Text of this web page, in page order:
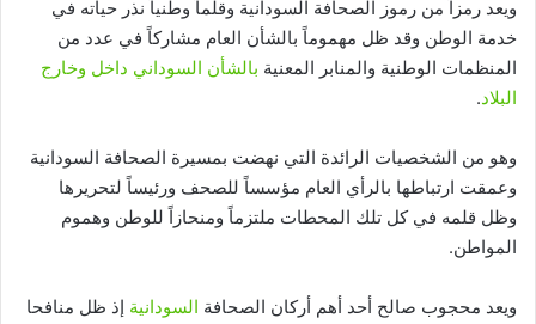
ويعد رمزاً من رموز الصحافة السودانية وقلماً وطنياً نذر حياته في
خدمة الوطن وقد ظل مهموماً بالشأن العام مشاركاً في عدد من
المنظمات الوطنية والمنابر المعنية بالشأن السوداني داخل وخارج
البلاد.
وهو من الشخصيات الرائدة التي نهضت بمسيرة الصحافة السودانية
وعمقت ارتباطها بالرأي العام مؤسساً للصحف ورئيساً لتحريرها
وظل قلمه في كل تلك المحطات ملتزماً ومنحازاً للوطن وهموم
المواطن.
ويعد محجوب صالح أحد أهم أركان الصحافة السودانية إذ ظل منافحا